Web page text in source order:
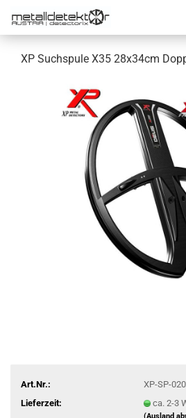
XP Suchspule X35 28x34cm
Art.Nr.:
XP-SP-
Lieferzeit:
ca. 2-3
(Ausland